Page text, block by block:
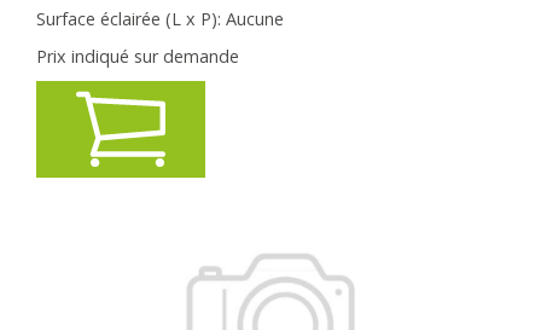
Surface éclairée (L x P): Aucune
Prix indiqué sur demande